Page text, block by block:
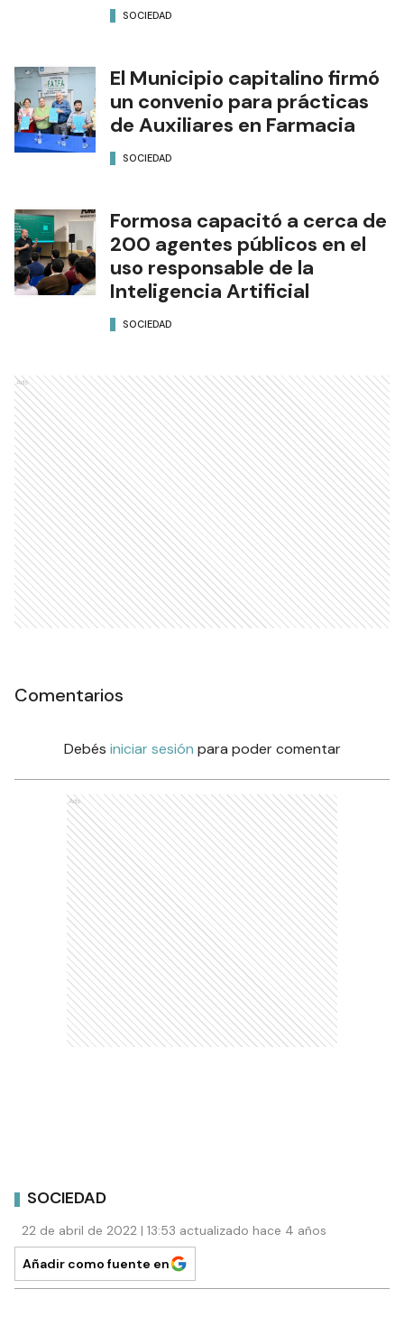
SOCIEDAD
El Municipio capitalino firmó
un convenio para prácticas
de Auxiliares en Farmacia
SOCIEDAD
Formosa capacitó a cerca de
200 agentes públicos en el
uso responsable de la
Inteligencia Artificial
SOCIEDAD
Ads
Comentarios
Debés iniciar sesión para poder comentar
Ads
SOCIEDAD
22 de abril de 2022 | 13:53 actualizado hace 4 años
Añadir como fuente en